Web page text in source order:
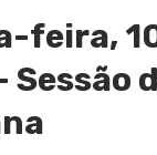
feira,
Sessão